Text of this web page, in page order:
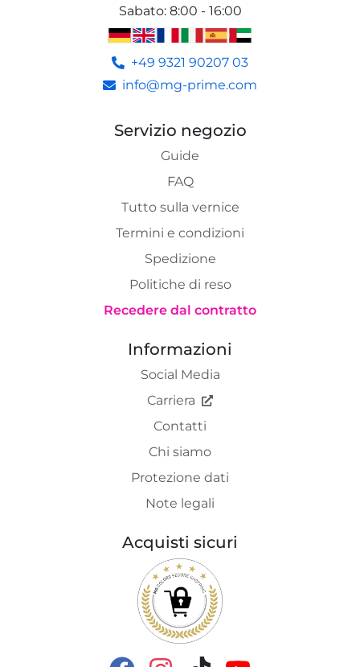
Sabato: 8:00 - 16:00
+49 9321 90207 03
info@mg-prime.com
Servizio negozio
Guide
FAQ
Tutto sulla vernice
Termini e condizioni
Spedizione
Politiche di reso
Recedere dal contratto
Informazioni
Social Media
Carriera
Contatti
Chi siamo
Protezione dati
Note legali
Acquisti sicuri